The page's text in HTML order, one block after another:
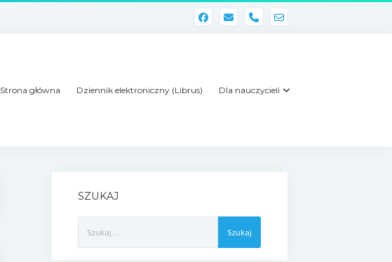
phone
Strona główna Dziennik elektroniczny (Librus) Dla nauczycieli
SZUKAJ